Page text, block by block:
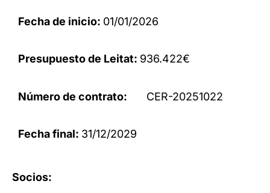
Fecha de inicio: 01/01/2026
Presupuesto de Leitat: 936.422€
Número de contrato: CER-20251022
Fecha final: 31/12/2029
Socios: